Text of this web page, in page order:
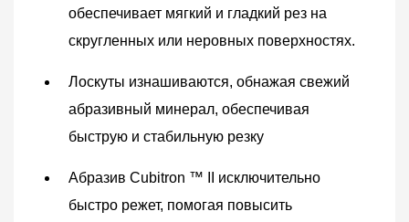
обеспечивает мягкий и гладкий рез на
скругленных или неровных поверхностях.
Лоскуты изнашиваются, обнажая свежий
абразивный минерал, обеспечивая
быструю и стабильную резку
Абразив Cubitron ™ II исключительно
быстро режет, помогая повысить